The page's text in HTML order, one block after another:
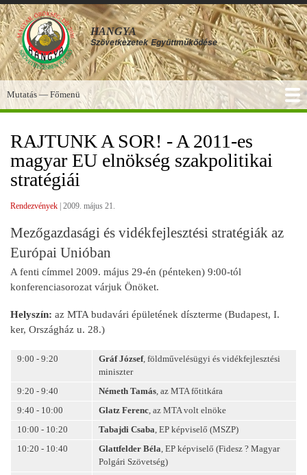
Ugrás
a
tartalomra
HANGYA
Szövetkezetek Együttműködése
Főmenü
Mutatás — Főmenü
RAJTUNK A SOR! - A 2011-es
magyar EU elnökség szakpolitikai
stratégiái
Rendezvények 2009. május 21.
Mezőgazdasági és vidékfejlesztési stratégiák az
Európai Unióban
A fenti címmel 2009. május 29-én (pénteken) 9:00-tól
konferenciasorozat várjuk Önöket.
Helyszín: az MTA budavári épületének díszterme (Budapest, I.
ker, Országház u. 28.)
9:00 - 9:20 Gráf József, földművelésügyi és vidékfejlesztési
miniszter
9:20 - 9:40
Németh Tamás, az MTA főtitkára
9:40 - 10:00
Glatz Ferenc, az MTA volt elnöke
10:00 - 10:20
Tabajdi Csaba, EP képviselő (MSZP)
10:20 - 10:40
Glattfelder Béla, EP képviselő (Fidesz ? Magyar
Polgári Szövetség)